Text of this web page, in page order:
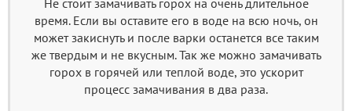
время. Если вы оставите его в воде на всю ночь, он
может закиснуть и после варки останется все таким
же твердым и не вкусным. Так же можно замачивать
горох в горячей или теплой воде, это ускорит
процесс замачивания в два раза.